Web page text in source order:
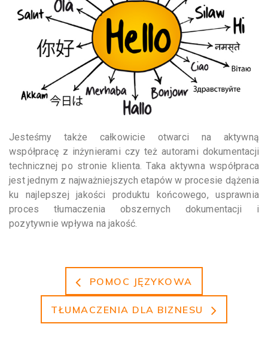
Jesteśmy także całkowicie otwarci na aktywną
współpracę z inżynierami czy też autorami dokumentacji
technicznej po stronie klienta. Taka aktywna współpraca
jest jednym z najważniejszych etapów w procesie dążenia
ku najlepszej jakości produktu końcowego, usprawnia
proces tłumaczenia obszernych dokumentacji i
pozytywnie wpływa na jakość.
POMOC JĘZYKOWA
TŁUMACZENIA DLA BIZNESU